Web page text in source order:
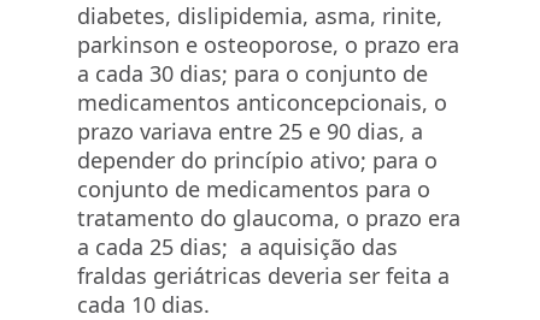
diabetes, dislipidemia, asma, rinite,
parkinson e osteoporose, o prazo era
a cada 30 dias; para o conjunto de
medicamentos anticoncepcionais, o
prazo variava entre 25 e 90 dias, a
depender do princípio ativo; para o
conjunto de medicamentos para o
tratamento do glaucoma, o prazo era
a cada 25 dias; a aquisição das
fraldas geriátricas deveria ser feita a
cada 10 dias.